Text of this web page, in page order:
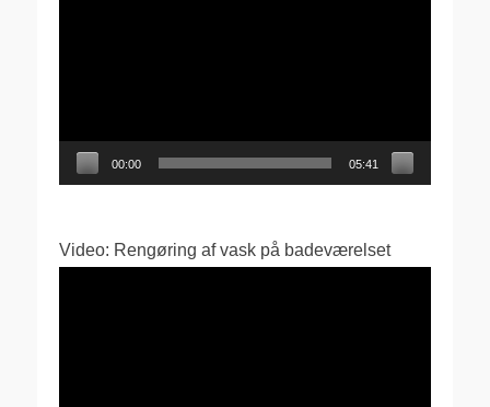
00:00 05:41
Video: Rengøring af vask på badeværelset